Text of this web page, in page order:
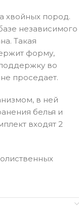
хвойных пород.
независимого
Такая
форму,
во
проседает.
в ней
белья и
входят 2